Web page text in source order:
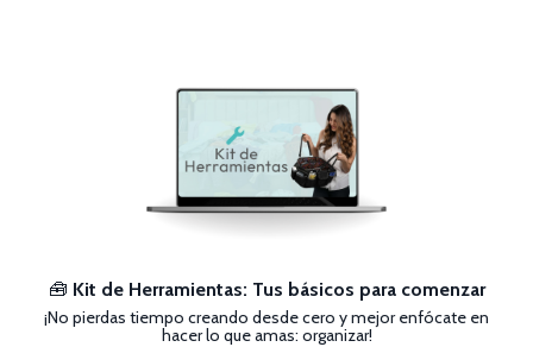
🧰 Kit de Herramientas: Tus básicos para comenzar
¡No pierdas tiempo creando desde cero y mejor enfócate en
hacer lo que amas: organizar!